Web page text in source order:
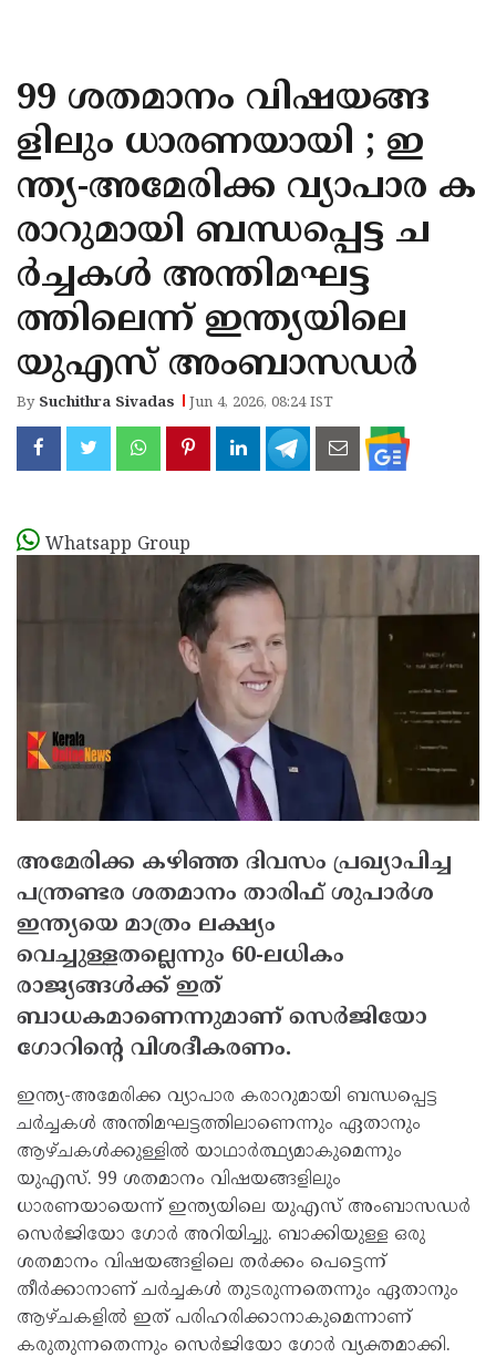
KANNUR
KASARAGOD
99 ശതമാനം വിഷയങ്ങ
ളിലും ധാരണയായി ; ഇ
ന്ത്യ-അമേരിക്ക വ്യാപാര ക
രാറുമായി ബന്ധപ്പെട്ട ച
ര്‍ച്ചകള്‍ അന്തിമഘട്ട
ത്തിലെന്ന് ഇന്ത്യയിലെ
യുഎസ് അംബാസഡര്‍
By Suchithra Sivadas Jun 4, 2026, 08:24 IST
Whatsapp Group
അമേരിക്ക കഴിഞ്ഞ ദിവസം പ്രഖ്യാപിച്ച
പന്ത്രണ്ടര ശതമാനം താരിഫ് ശുപാര്‍ശ
ഇന്ത്യയെ മാത്രം ലക്ഷ്യം
വെച്ചുള്ളതല്ലെന്നും 60-ലധികം
രാജ്യങ്ങള്‍ക്ക് ഇത്
ബാധകമാണെന്നുമാണ് സെര്‍ജിയോ
ഗോറിന്റെ വിശദീകരണം.
ഇന്ത്യ-അമേരിക്ക വ്യാപാര കരാറുമായി ബന്ധപ്പെട്ട
ചര്‍ച്ചകള്‍ അന്തിമഘട്ടത്തിലാണെന്നും ഏതാനും
ആഴ്ചകള്‍ക്കുള്ളില്‍ യാഥാര്‍ത്ഥ്യമാകുമെന്നും
യുഎസ്. 99 ശതമാനം വിഷയങ്ങളിലും
ധാരണയായെന്ന് ഇന്ത്യയിലെ യുഎസ് അംബാസഡര്‍
സെര്‍ജിയോ ഗോര്‍ അറിയിച്ചു. ബാക്കിയുള്ള ഒരു
ശതമാനം വിഷയങ്ങളിലെ തര്‍ക്കം പെട്ടെന്ന്
തീര്‍ക്കാനാണ് ചര്‍ച്ചകള്‍ തുടരുന്നതെന്നും ഏതാനും
ആഴ്ചകളില്‍ ഇത് പരിഹരിക്കാനാകുമെന്നാണ്
കരുതുന്നതെന്നും സെര്‍ജിയോ ഗോര്‍ വ്യക്തമാക്കി.